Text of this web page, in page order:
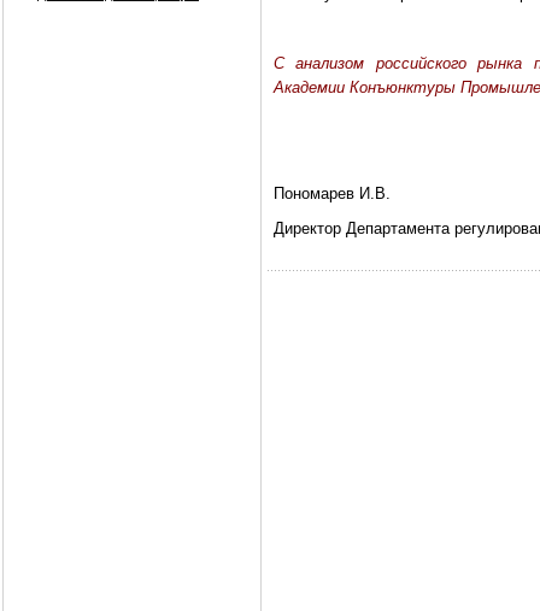
С анализом российского
Академии Конъюнктуры
Пономарев И.В.
Директор Департамента